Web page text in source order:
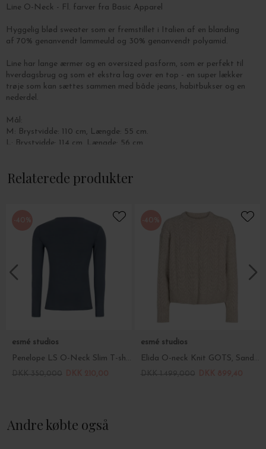
Line O-Neck - Fl. farver fra Basic Apparel
Hyggelig blød sweater som er fremstillet i Italien af en blanding
af 70% genanvendt lammeuld og 30% genanvendt polyamid.
Line har lange ærmer og en oversized pasform, som er perfekt til
hverdagsbrug og som et ekstra lag over en top - en super lækker
trøje som kan sættes sammen med både jeans, habitbukser og en
nederdel.
Mål:
M: Brystvidde: 110 cm, Længde: 55 cm.
L: Brystvidde: 114 cm, Længde: 56 cm.
Vælg farve og størrelse i drop down menuen.
Relaterede produkter
-40%
esmé studios
Penelope LS O-Neck Slim T-shirt, Blue Night
-40%
esmé studios
Elida O-neck Knit GOTS, Sand Melange
Andre købte også